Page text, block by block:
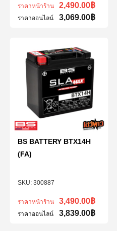
ราคาหน้าร้าน 2,490.00฿
ราคาออนไลน์ 3,069.00฿
300887
BS BATTERY BTX14H
(FA)
ราคาหน้าร้าน 3,490.00฿
ราคาออนไลน์ 3,839.00฿